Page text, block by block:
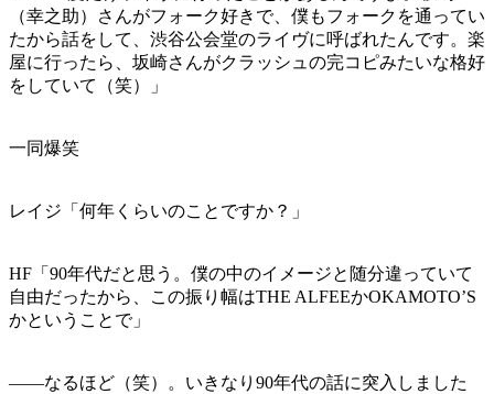
（幸之助）さんがフォーク好きで、僕もフォークを通ってい
たから話をして、渋谷公会堂のライヴに呼ばれたんです。楽
屋に行ったら、坂崎さんがクラッシュの完コピみたいな格好
をしていて（笑）」
一同爆笑
レイジ「何年くらいのことですか？」
HF「90年代だと思う。僕の中のイメージと随分違っていて
自由だったから、この振り幅はTHE ALFEEかOKAMOTO’S
かということで」
——なるほど（笑）。いきなり90年代の話に突入しました